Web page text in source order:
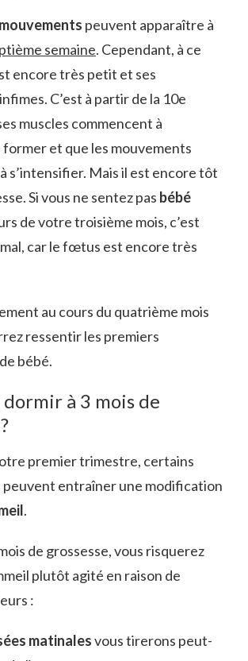
mouvements peuvent apparaître à
semaine. Cependant, à ce
encore très petit et ses
C’est à partir de la 10e
muscles commencent à
et que les mouvements
s’intensifier. Mais il est encore tôt
Si vous ne sentez pas bébé
de votre troisième mois, c’est
car le fœtus est encore très
au cours du quatrième mois
ressentir les premiers
bébé.
à 3 mois de
premier trimestre, certains
peuvent entraîner une modification
.
de grossesse, vous risquerez
plutôt agité en raison de
:
matinalesvous tirerons peut-